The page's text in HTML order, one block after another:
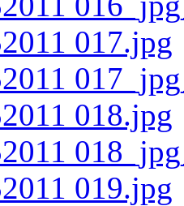
017.jpg
018.jpg
019.jpg